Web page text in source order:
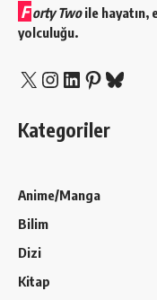
F orty Twoile hayatın,
yolculuğu.
X Instagram
LinkedIn
Pinterest
Kategoriler
Anime/Manga
Bilim
Dizi
Kitap